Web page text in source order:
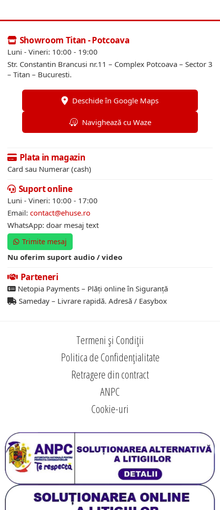
Showroom Titan - Potcoava
Luni - Vineri: 10:00 - 19:00
Str. Constantin Brancusi nr.11 – Complex Potcoava – Sector 3
– Titan – Bucuresti.
Deschide în Google Maps
Navighează cu Waze
Plata in magazin
Card sau Numerar (cash)
Suport online
Luni - Vineri: 10:00 - 17:00
Email: contact@ehuse.ro
WhatsApp: doar mesaj text
Trimite mesaj
Nu oferim suport audio / video
Parteneri
Netopia Payments – Plăți online în Siguranță
Sameday – Livrare rapidă. Adresă / Easybox
Termeni și Condiții
Politica de Confidențialitate
Retragere din contract
ANPC
Cookie-uri